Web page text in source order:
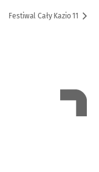
Festiwal Cały Kazio 11